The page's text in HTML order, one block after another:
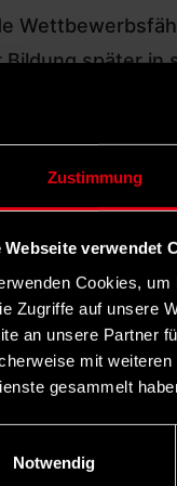
Zustimmung
Webseite verwendet
Cookies,
Zugriffe auf unsere
an unsere Partner
mit
gesammelt
Notwendig
später
Sozial- und
Wie die AfD von
ist
eine
Zeit, das
Kinder in
die
im
und